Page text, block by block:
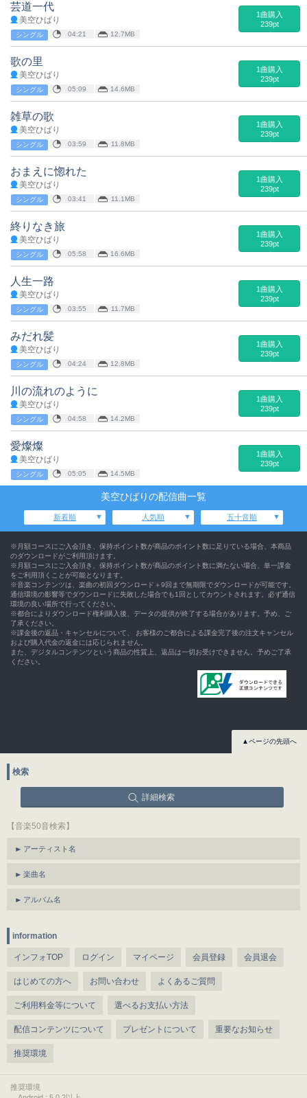
芸道一代
美空ひばり
シングル 04:21 12.7MB
1曲購入
239pt
歌の里
美空ひばり
シングル 05:09 14.6MB
1曲購入
239pt
雑草の歌
美空ひばり
シングル 03:59 11.8MB
1曲購入
239pt
おまえに惚れた
美空ひばり
シングル 03:41 11.1MB
1曲購入
239pt
終りなき旅
美空ひばり
シングル 05:58 16.6MB
1曲購入
239pt
人生一路
美空ひばり
シングル 03:55 11.7MB
1曲購入
239pt
みだれ髪
美空ひばり
シングル 04:24 12.8MB
1曲購入
239pt
川の流れのように
美空ひばり
シングル 04:58 14.2MB
1曲購入
239pt
愛燦燦
美空ひばり
シングル 05:05 14.5MB
1曲購入
239pt
美空ひばりの配信曲一覧
新着順 人気順 五十音順
※月額コースにご入会頂き、保持ポイント数が商品のポイント数に足りている場合、本商品
のダウンロードがご利用頂けます。
※月額コースにご入会頂き、保持ポイント数が商品のポイント数に満たない場合、単一課金
をご利用頂くことが可能となります。
※音楽コンテンツは、楽曲の初回ダウンロード＋9回まで無期限でダウンロードが可能です。
通信環境の影響等でダウンロードに失敗した場合でも1回としてカウントされます。必ず通信
環境の良い場所で行ってください。
※都合によりダウンロード権利購入後、データの提供が終了する場合があります。予め、ご
了承ください。
※課金後の返品・キャンセルについて、 お客様のご都合による課金完了後の注文キャンセル
および購入代金の返金には応じられません。
また、デジタルコンテンツという商品の性質上、返品は一切お受けできません。予めご了承
ください。
▲ページの先頭へ
検索
詳細検索
【音楽50音検索】
アーティスト名
楽曲名
アルバム名
information
インフォTOP ログイン マイページ 会員登録 会員退会
はじめての方へ お問い合わせ よくあるご質問
ご利用料金等について 選べるお支払い方法
配信コンテンツについて プレゼントについて 重要なお知らせ
推奨環境
推奨環境